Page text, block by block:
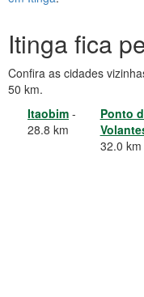
Itinga fica
Confira as cidades
50 km.
Itaobim -
28.8 km
Ponto
32.0 km